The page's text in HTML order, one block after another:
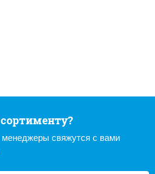
свяжутся с вами